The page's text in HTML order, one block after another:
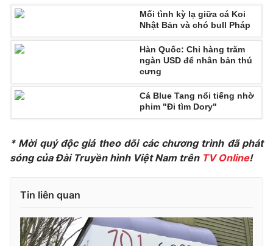
Sản phẩm
Tư vấn
Emagazine Podcast
Video Shorts video
VTV Money
VTV Sức khoẻ Bất động sản
Mối tình kỳ lạ giữa cá Koi
Nhật Bản và chó bull Pháp
Hàn Quốc: Chi hàng trăm
ngàn USD để nhân bản thú
cưng
Cá Blue Tang nổi tiếng nhờ
phim "Đi tìm Dory"
* Mời quý độc giả theo dõi các chương trình đã phát
sóng của Đài Truyền hình Việt Nam trên TV Online!
Tin liên quan